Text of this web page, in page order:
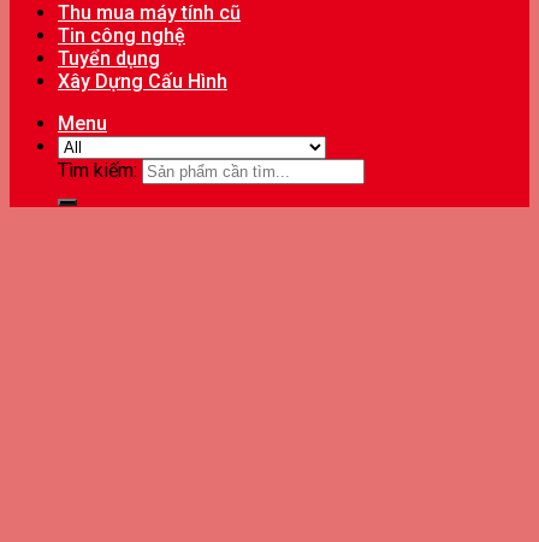
Thu mua máy tính cũ
Tin công nghệ
Tuyển dụng
Xây Dựng Cấu Hình
Menu
Tìm kiếm: